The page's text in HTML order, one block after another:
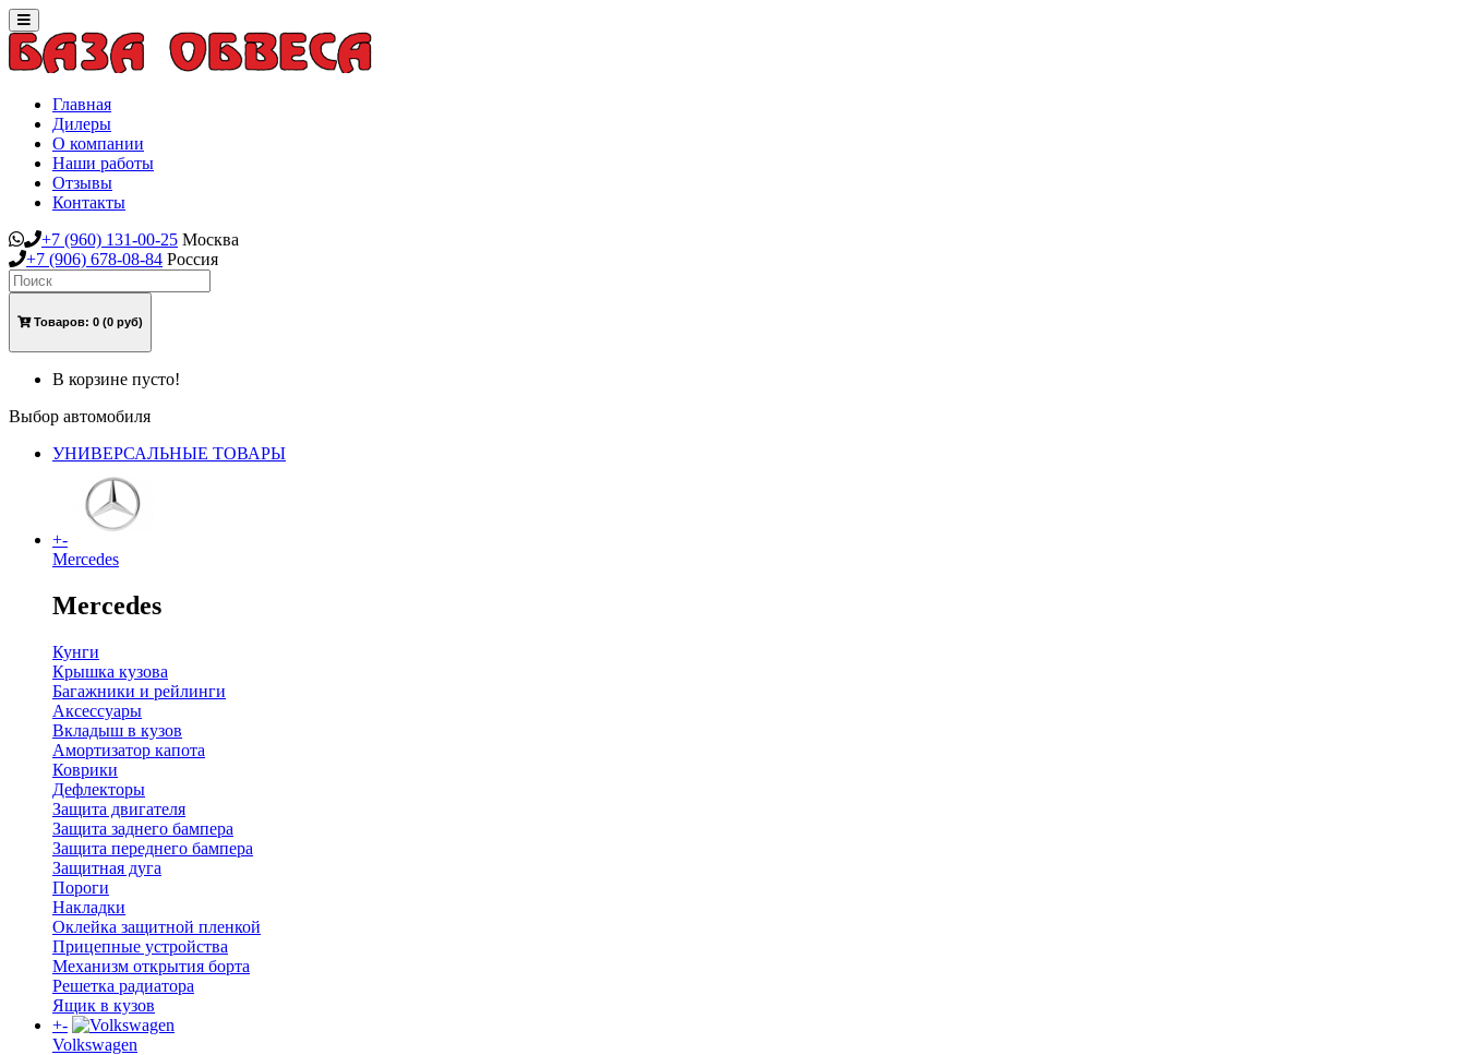
Toggle
navigation
Главная
Дилеры
О компании
Наши работы
Отзывы
Контакты
+7 (960) 131-00-25 Москва
+7 (906) 678-08-84 Россия
Товаров: 0 (0 руб)
В корзине пусто!
Выбор автомобиля
УНИВЕРСАЛЬНЫЕ ТОВАРЫ
+-
Mercedes
Mercedes
Кунги
Крышка кузова
Багажники и рейлинги
Аксессуары
Вкладыш в кузов
Амортизатор капота
Коврики
Дефлекторы
Защита двигателя
Защита заднего бампера
Защита переднего бампера
Защитная дуга
Пороги
Накладки
Оклейка защитной пленкой
Прицепные устройства
Механизм открытия борта
Решетка радиатора
Ящик в кузов
+-
Volkswagen